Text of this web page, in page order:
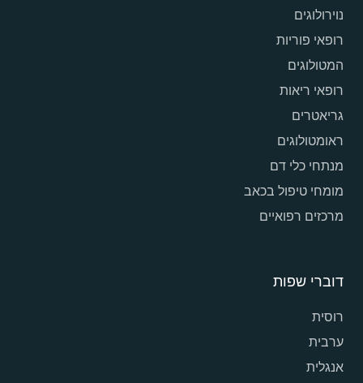
נוירולוגים
רופאי פוריות
המטולוגים
רופאי ריאות
גריאטרים
ראומטולוגים
מנתחי כלי דם
מומחי טיפול בכאב
מרכזים רפואיים
דוברי שפות
רוסית
ערבית
אנגלית